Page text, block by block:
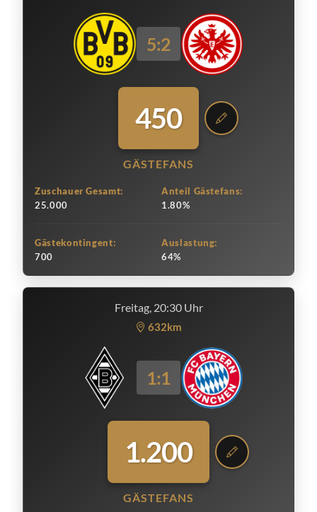
5:2
450
GÄSTEFANS
Zuschauer Gesamt:
25.000
Anteil Gästefans:
1.80%
Gästekontingent:
700
Auslastung:
64%
Freitag, 20:30 Uhr
632km
1:1
1.200
GÄSTEFANS